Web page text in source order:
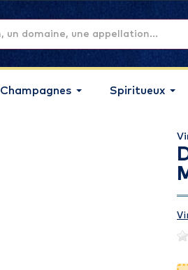
Champagnes Spiritueux